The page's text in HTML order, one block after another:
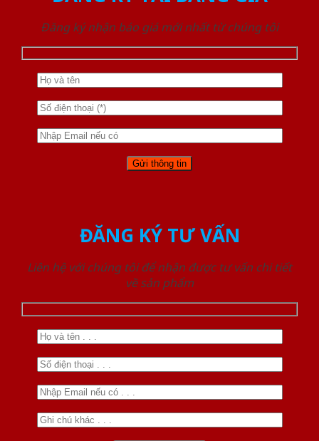
Đăng ký nhận báo giá mới nhất từ chúng tôi
ĐĂNG KÝ TƯ VẤN
Liên hệ với chúng tôi để nhận được tư vấn chi tiết
về sản phẩm